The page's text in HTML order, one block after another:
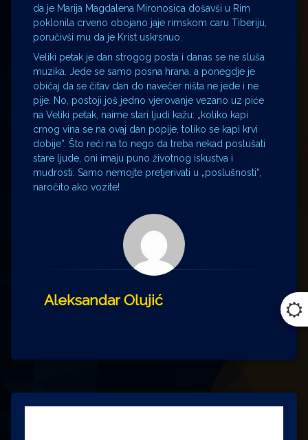
da je Marija Magdalena Mironosica došavši u Rim
poklonila crveno obojano jaje rimskom caru Tiberiju,
poručivši mu da je Krist uskrsnuo.
Veliki petak je dan strogog posta i danas se ne sluša
muzika. Jede se samo posna hrana, a ponegdje je
običaj da se čitav dan do navečer ništa ne jede i ne
pije. No, postoji još jedno vjerovanje vezano uz piće
na Veliki petak, naime stari ljudi kažu: „koliko kapi
crnog vina se na ovaj dan popije, toliko se kapi krvi
dobije“. Što reći na to nego da treba nekad poslušati
stare ljude, oni imaju puno životnog iskustva i
mudrosti. Samo nemojte pretjerivati u „poslušnosti“,
naročito ako vozite!
Aleksandar Olujić